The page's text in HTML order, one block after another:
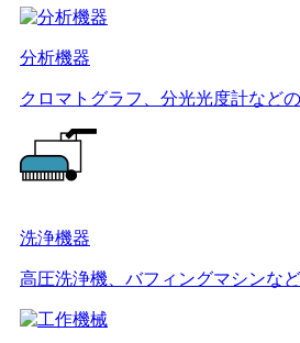
分析機器
クロマトグラフ、分光光度計など
洗浄機器
高圧洗浄機、バフィングマシンな